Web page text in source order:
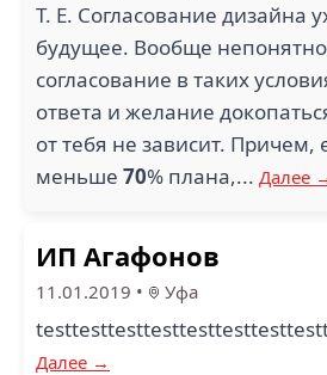
Т. Е. Согласование дизайна
будущее. Вообще непонятно
согласование в таких
ответа и желание
от тебя не зависит.
меньше 70% плана,... Далее
ИП Агафонов
11.01.2019 • Уфа
Далее →